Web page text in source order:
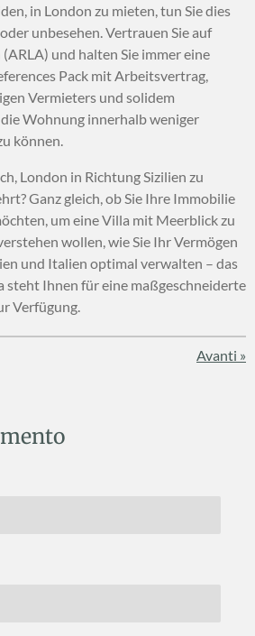
in London zu mieten, tun Sie dies
unbesehen. Vertrauen Sie auf
und halten Sie immer eine
Pack mit Arbeitsvertrag,
Vermieters und solidem
Wohnung innerhalb weniger
können.
London in Richtung Sizilien zu
Ganz gleich, ob Sie Ihre Immobilie
um eine Villa mit Meerblick zu
wollen, wie Sie Ihr Vermögen
und Italien optimal verwalten – das
steht Ihnen für eine maßgeschneiderte
Verfügung.
Avanti »